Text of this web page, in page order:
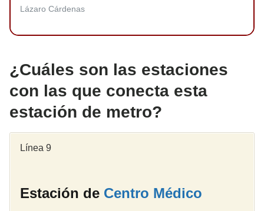
Lázaro Cárdenas
¿Cuáles son las estaciones
con las que conecta esta
estación de metro?
Línea 9
Estación de Centro Médico